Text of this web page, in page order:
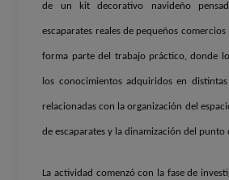
de un kit decorativo navideño
escaparates reales de pequeños comercios
forma parte del trabajo práctico, donde
los conocimientos adquiridos en
relacionadas con la organización del
de escaparates y la dinamización del punto
La actividad comenzó con la fase de